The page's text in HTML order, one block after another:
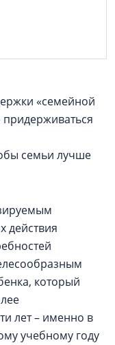
«семейной
семьи лучше
действия
который
лет – именно в
учебному году